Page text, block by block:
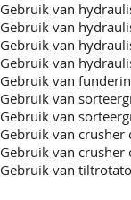
Gebruik van
Gebruik van
Gebruik van
Gebruik van
Gebruik van
Gebruik van
Gebruik van
Gebruik van
Gebruik van
Gebruik van